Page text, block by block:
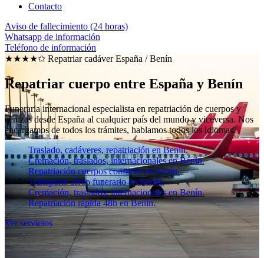
Contacto
Aviso de fallecimiento (24 horas)
Whatsapp de información
Teléfono de información
★★★★✩ Repatriar cadáver España /Benín
Repatriar cuerpo entre España y Benín
Funeraria internacional especialista en repatriación de cuerpos y
cenizas desde España al cualquier país del mundo y viceversa. Nos
encargamos de todos los trámites, hablamos todos los idiomas.
Traslado, cadáveres, repatriación en Benín.
Cremación, traslados, internacionales en Benín.
Repatriación cuerpos conflicto en Benín.
Transporte aéreo funerario en Benín.
Cremación, traslados, internacionales en Benín.
Repatriación rápida 48h en Benín.
Ver servicios